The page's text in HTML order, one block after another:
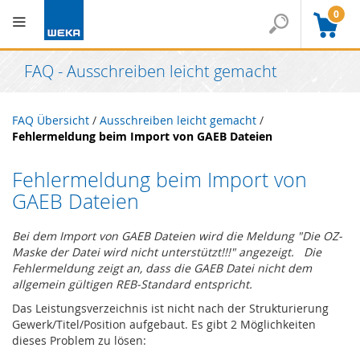
0
FAQ - Ausschreiben leicht gemacht
FAQ Übersicht / Ausschreiben leicht gemacht /
Fehlermeldung beim Import von GAEB Dateien
Fehlermeldung beim Import von
GAEB Dateien
Bei dem Import von GAEB Dateien wird die Meldung "Die OZ-
Maske der Datei wird nicht unterstützt!!!" angezeigt.
Die
Fehlermeldung zeigt an, dass die GAEB Datei nicht dem
allgemein gültigen REB-Standard entspricht.
Das Leistungsverzeichnis ist nicht nach der Strukturierung
Gewerk/Titel/Position aufgebaut. Es gibt 2 Möglichkeiten
dieses Problem zu lösen: